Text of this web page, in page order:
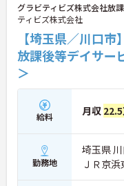
グラビティビズ株式会社放
ティビズ株式会社
【埼玉県／川口
放課後等デイサー
＞
給料 月収
勤務地
埼玉県
ＪＲ京